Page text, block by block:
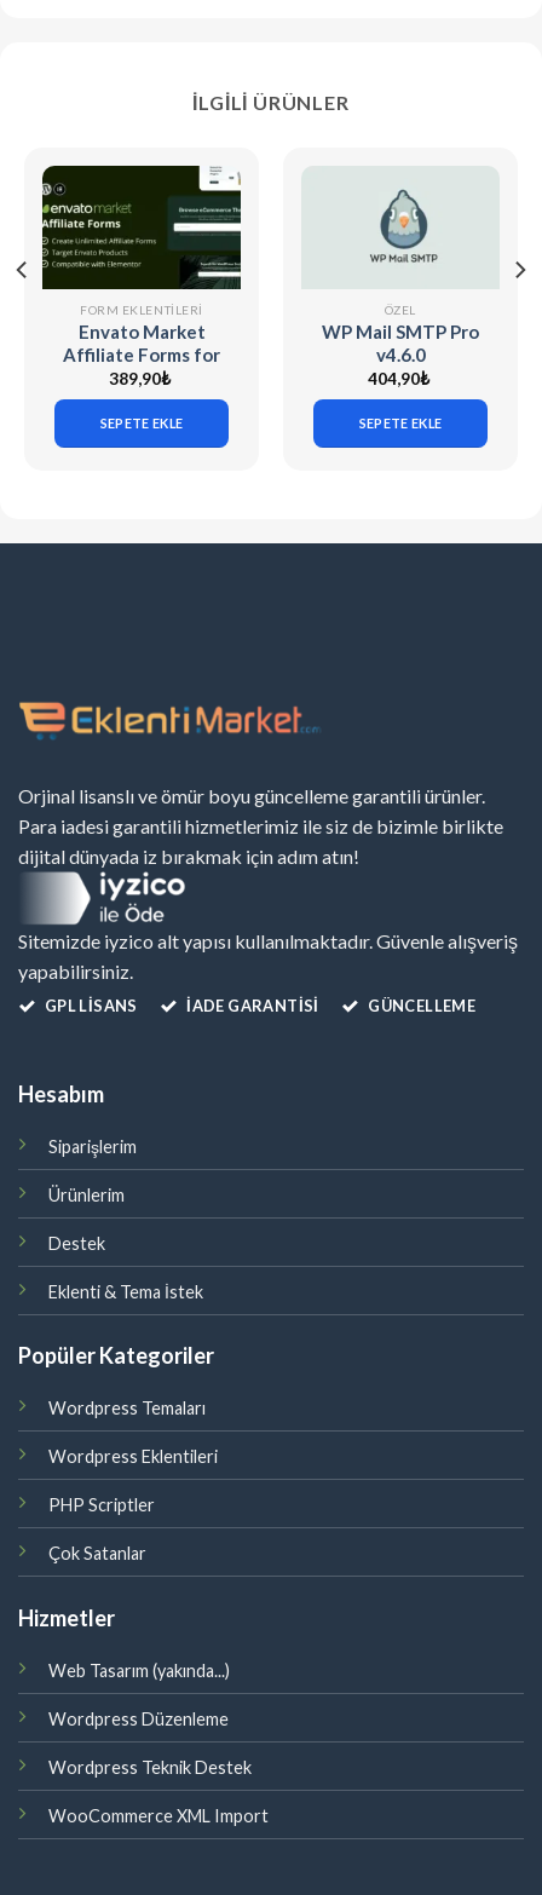
İLGILI ÜRÜNLER
FORM EKLENTILERI
Envato Market
Affiliate Forms for
Elementor v1.0.0
389,90₺
SEPETE EKLE
ÖZEL
WP Mail SMTP Pro
v4.6.0
404,90₺
SEPETE EKLE
Orjinal lisanslı ve ömür boyu güncelleme garantili ürünler.
Para iadesi garantili hizmetlerimiz ile siz de bizimle birlikte
dijital dünyada iz bırakmak için adım atın!
Sitemizde iyzico alt yapısı kullanılmaktadır. Güvenle alışveriş
yapabilirsiniz.
GPL LISANS İADE GARANTİSİ GÜNCELLEME
Hesabım
Siparişlerim
Ürünlerim
Destek
Eklenti & Tema İstek
Popüler Kategoriler
Wordpress Temaları
Wordpress Eklentileri
PHP Scriptler
Çok Satanlar
Hizmetler
Web Tasarım (yakında...)
Wordpress Düzenleme
Wordpress Teknik Destek
WooCommerce XML Import